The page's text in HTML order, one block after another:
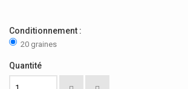
Conditionnement :
20 graines
Quantité